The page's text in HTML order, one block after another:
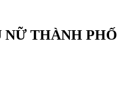
THÀNH PHỐ